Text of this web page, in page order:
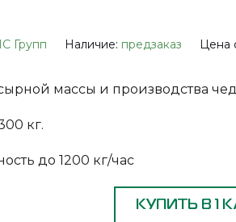
Групп Наличие: предзаказ Цена
массы и производства
кг.
до 1200 кг/час
КУПИТЬ В 1